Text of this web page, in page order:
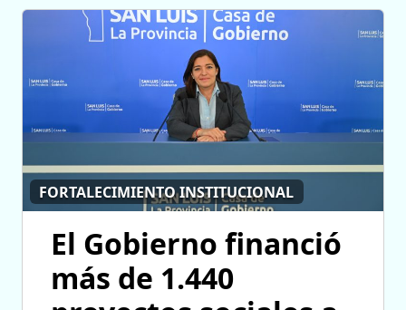
FORTALECIMIENTO INSTITUCIONAL
El Gobierno financió
más de 1.440